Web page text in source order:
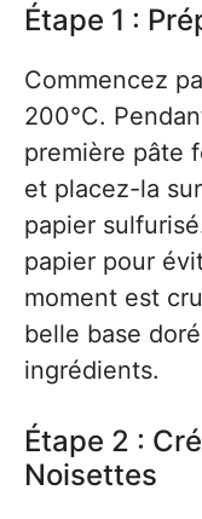
Étape 1 :
Commencez
200°C.
première pâte
et placez-la
papier
papier pour
moment est
belle base
ingrédients.
Étape 2 :
Noisettes